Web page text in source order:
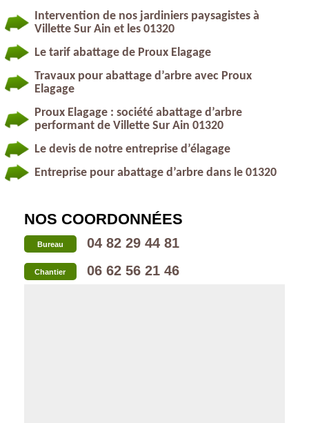
Intervention de nos jardiniers paysagistes à
Villette Sur Ain et les 01320
Le tarif abattage de Proux Elagage
Travaux pour abattage d’arbre avec Proux
Elagage
Proux Elagage : société abattage d’arbre
performant de Villette Sur Ain 01320
Le devis de notre entreprise d’élagage
Entreprise pour abattage d’arbre dans le 01320
NOS COORDONNÉES
Bureau 04 82 29 44 81
Chantier 06 62 56 21 46